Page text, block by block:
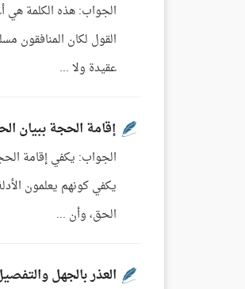
الجواب: هذه الكلمة هي
القول لكان المنافقون
عقيدة ولا ...
إقامة الحجة ببيان
الجواب: يكفي إقامة
يكفي كونهم يعلمون
الحق، وأن ...
العذر بالجهل